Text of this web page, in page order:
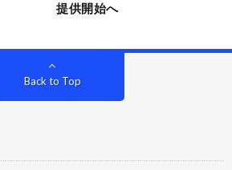
提供開始へ
Back to Top